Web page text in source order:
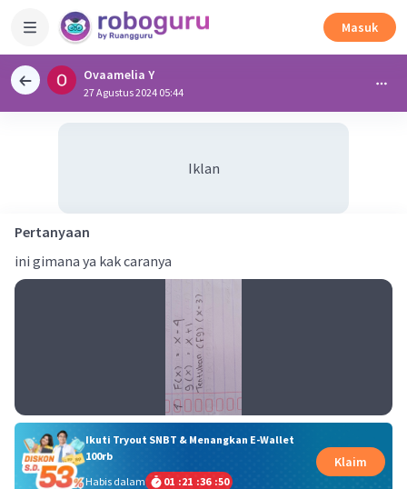
Masuk
Ovaamelia Y
27 Agustus 2024 05:44
Iklan
Pertanyaan
ini gimana ya kak caranya
Ikuti Tryout SNBT & Menangkan E-Wallet
100rb
Habis dalam
01 :21 :36 :49
Klaim